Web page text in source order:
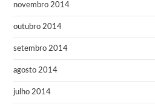
novembro 2014
outubro 2014
setembro 2014
agosto 2014
julho 2014